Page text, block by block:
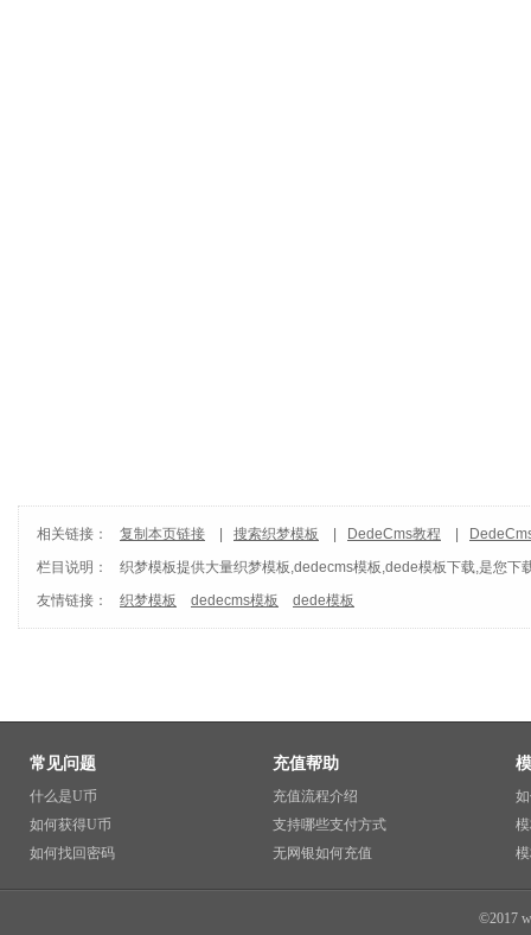
相关链接： 复制本页链接 搜索织梦模板 DedeCms教程
栏目说明：
织梦模板提供大量织梦模板,dedecms模板,dede模板下载,是您
友情链接：
织梦模板 dedecms模板 dede模板
常见问题
什么是U币
如何获得U币
如何找回密码
充值帮助
充值流程介绍
支持哪些支付方式
无网银如何充值
©2017